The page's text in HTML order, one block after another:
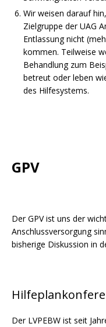
Wir weisen darauf
Zielgruppe der UAG
Entlassung nicht
kommen. Teilweise
Behandlung zum
betreut oder leben
des Hilfesystems.
GPV
Der GPV ist uns der
Anschlussversorgung
bisherige Diskussion in
Der LVPEBW ist seit